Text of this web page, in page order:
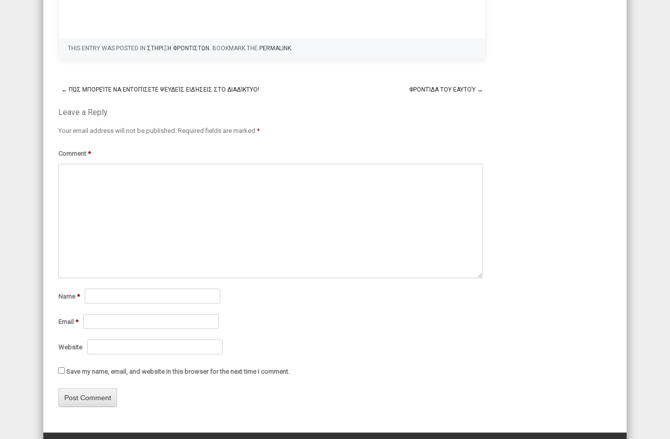
THIS ENTRY WAS POSTED IN ΣΤΗΡΙΞΗ ΦΡΟΝΤΙΣΤΩΝ . BOOKMARK THE PERMALINK.
Post navigation
← ΠΏΣ ΜΠΟΡΕΊΤΕ ΝΑ ΕΝΤΟΠΊΣΕΤΕ ΨΕΥΔΕΊΣ ΕΙΔΉΣΕΙΣ ΣΤΟ ΔΙΑΔΊΚΤΥΟ! ΦΡΟΝΤΊΔΑ ΤΟΥ ΕΑΥΤΟΎ →
Leave a Reply
Your email address will not be published. Required fields are marked *
Comment *
Name*
Email *
Website
Save my name, email, and website in this browser for the next time I comment.